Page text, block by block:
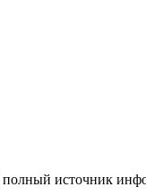
источник